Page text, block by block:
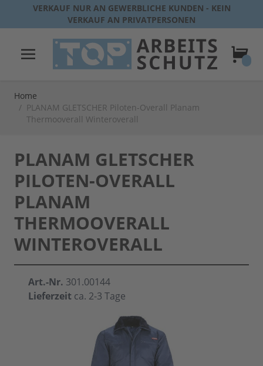
Direkt zum Inhalt
VERKAUF NUR AN GEWERBLICHE KUNDEN - KEIN
VERKAUF AN PRIVATPERSONEN
Home
/ PLANAM GLETSCHER Piloten-Overall Planam
Thermooverall Winteroverall
PLANAM GLETSCHER
PILOTEN-OVERALL
PLANAM
THERMOOVERALL
WINTEROVERALL
Art.-Nr. 301.00144
Lieferzeit ca. 2-3 Tage